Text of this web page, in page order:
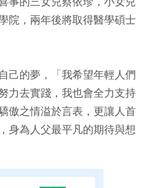
院，兩年後將取得醫學碩士
己的夢，「我希望年輕人們
力去實踐，我也會全力支持
傲之情溢於言表，更讓人首
身為人父最平凡的期待與想